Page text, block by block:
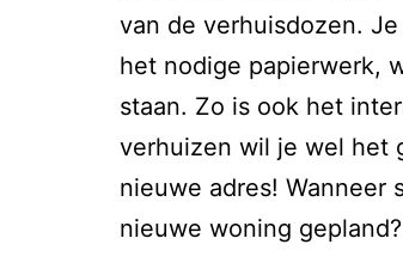
van de verhuisdozen.
het nodige papierwerk,
staan. Zo is ook het
verhuizen wil je wel het
nieuwe adres! Wanneer
nieuwe woning gepland?